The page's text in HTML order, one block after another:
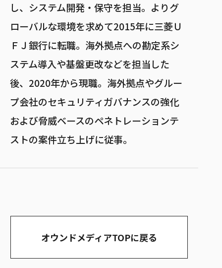
し、システム開発・保守を担当。よりグ
ローバルな環境を求めて2015年に三菱Ｕ
ＦＪ銀行に転職。海外拠点への勘定系シ
ステム導入や基盤更改などを担当した
後、2020年から現職。海外拠点やグルー
プ会社のセキュリティガバナンスの強化
および脅威ベースのペネトレーションテ
ストの案件立ち上げに従事。
オウンドメディアTOPに戻る